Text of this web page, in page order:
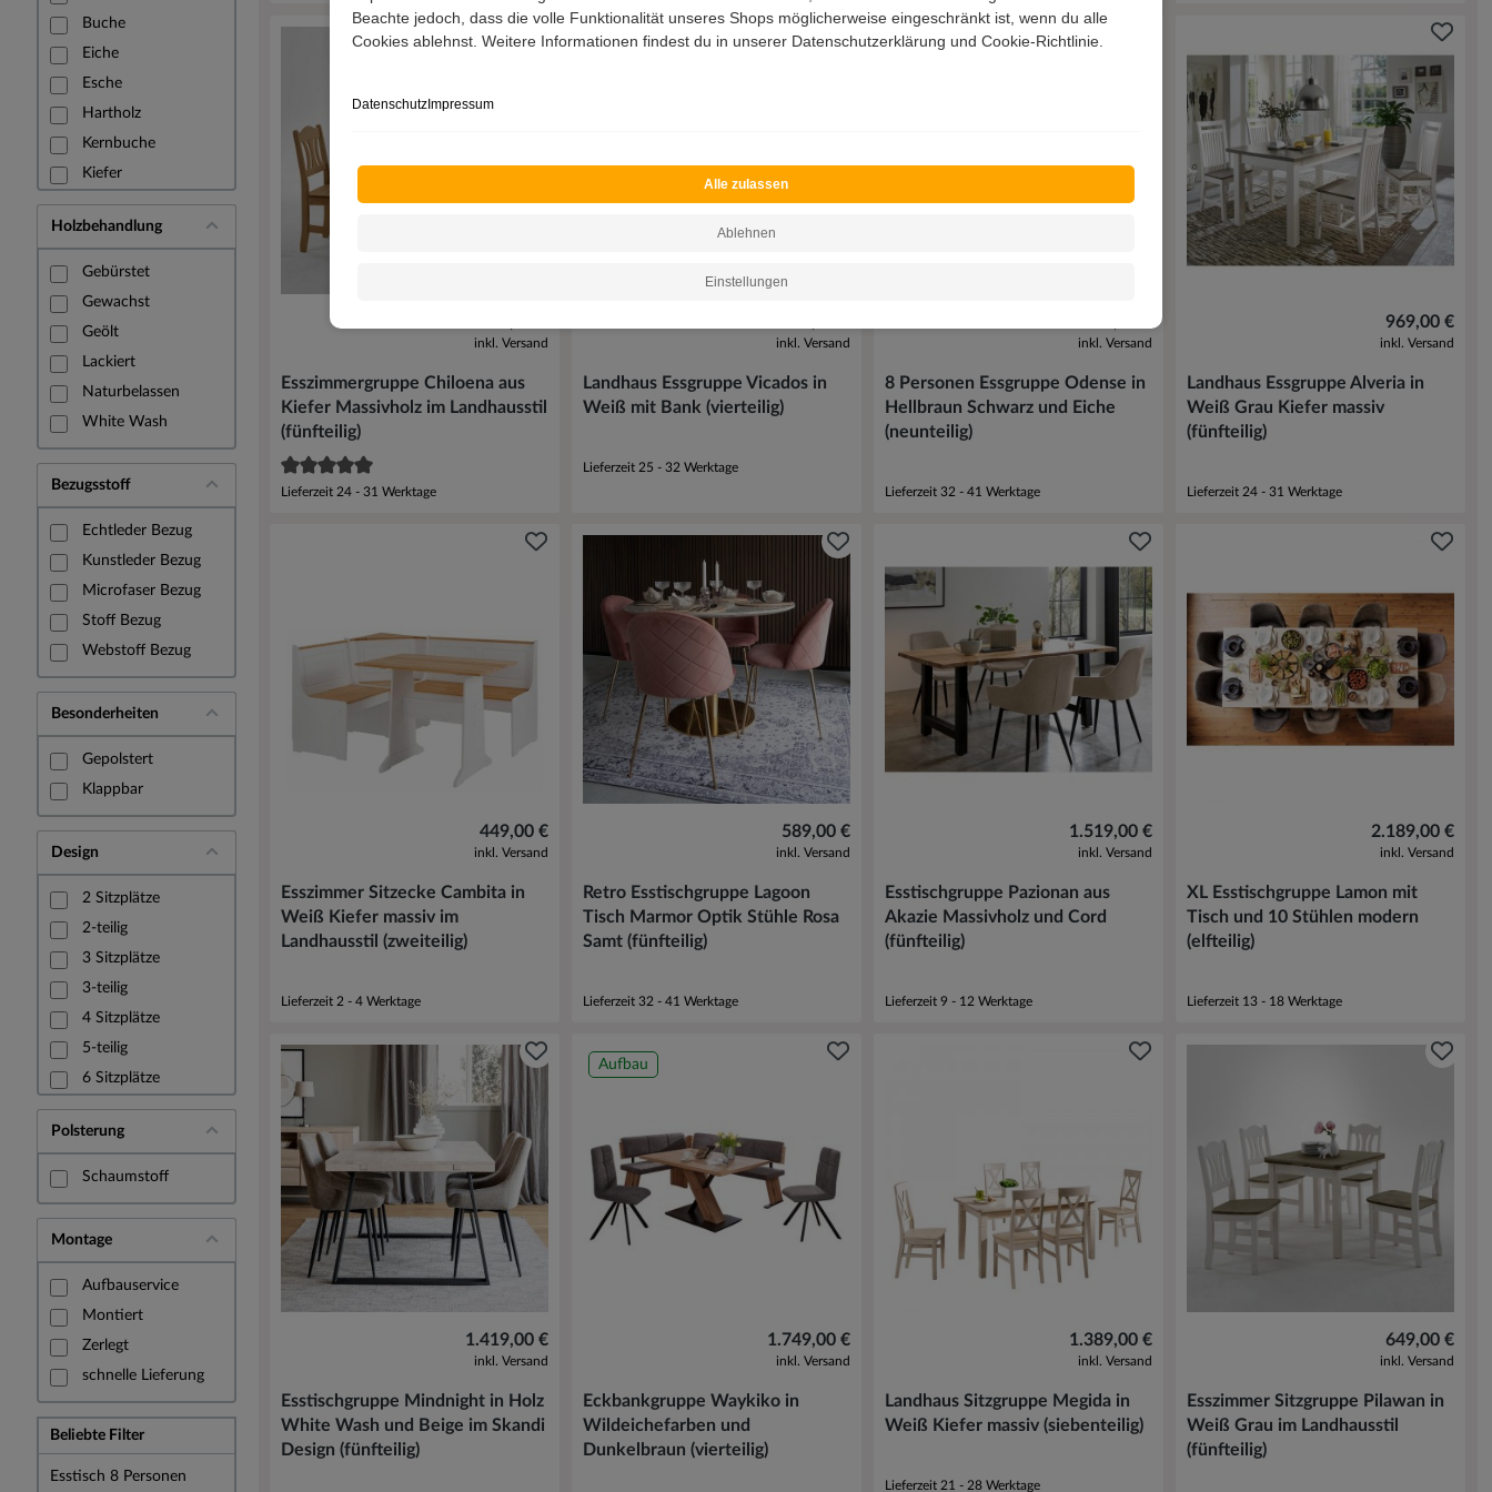
Beachte jedoch, dass die volle Funktionalität unseres Shops möglicherweise eingeschränkt ist, wenn du alle
Cookies ablehnst. Weitere Informationen findest du in unserer Datenschutzerklärung und Cookie-Richtlinie.
DatenschutzImpressum
Alle zulassen
Ablehnen
Einstellungen
Rattan
Recyclingholz
Schichtholz
Stahl
Stein
Buche
Eiche
Esche
Hartholz
Kernbuche
Kiefer
Mangobaum
Nussbaum
Teakholz
Walnuss
Wildeiche
Holzbehandlung
Gebürstet
Gewachst
Geölt
Lackiert
Naturbelassen
White Wash
Bezugsstoff
Echtleder Bezug
Kunstleder Bezug
Microfaser Bezug
Stoff Bezug
Webstoff Bezug
Besonderheiten
Gepolstert
Klappbar
Design
2 Sitzplätze
2-teilig
3 Sitzplätze
3-teilig
4 Sitzplätze
5-teilig
6 Sitzplätze
7-teilig
8 Sitzplätze
Hochglanz
Matt
Mit Rückenlehne
Polsterung
Schaumstoff
Montage
Aufbauservice
Montiert
Zerlegt
schnelle Lieferung
Beliebte Filter
Esstisch 8 Personen
inkl. Versand
Esszimmergruppe Chiloena aus
Kiefer Massivholz im Landhausstil
(fünfteilig)
Lieferzeit 24 - 31 Werktage
inkl. Versand
Landhaus Essgruppe Vicados in
Weiß mit Bank (vierteilig)
Lieferzeit 25 - 32 Werktage
inkl. Versand
8 Personen Essgruppe Odense in
Hellbraun Schwarz und Eiche
(neunteilig)
Lieferzeit 32 - 41 Werktage
969,00 €
inkl. Versand
Landhaus Essgruppe Alveria in
Weiß Grau Kiefer massiv
(fünfteilig)
Lieferzeit 24 - 31 Werktage
449,00 €
inkl. Versand
Esszimmer Sitzecke Cambita in
Weiß Kiefer massiv im
Landhausstil (zweiteilig)
Lieferzeit 2 - 4 Werktage
589,00 €
inkl. Versand
Retro Esstischgruppe Lagoon
Tisch Marmor Optik Stühle Rosa
Samt (fünfteilig)
Lieferzeit 32 - 41 Werktage
1.519,00 €
inkl. Versand
Esstischgruppe Pazionan aus
Akazie Massivholz und Cord
(fünfteilig)
Lieferzeit 9 - 12 Werktage
2.189,00 €
inkl. Versand
XL Esstischgruppe Lamon mit
Tisch und 10 Stühlen modern
(elfteilig)
Lieferzeit 13 - 18 Werktage
1.419,00 €
inkl. Versand
Esstischgruppe Mindnight in Holz
White Wash und Beige im Skandi
Design (fünfteilig)
Aufbau
1.749,00 €
inkl. Versand
Eckbankgruppe Waykiko in
Wildeichefarben und
Dunkelbraun (vierteilig)
1.389,00 €
inkl. Versand
Landhaus Sitzgruppe Megida in
Weiß Kiefer massiv (siebenteilig)
Lieferzeit 21 - 28 Werktage
649,00 €
inkl. Versand
Esszimmer Sitzgruppe Pilawan in
Weiß Grau im Landhausstil
(fünfteilig)